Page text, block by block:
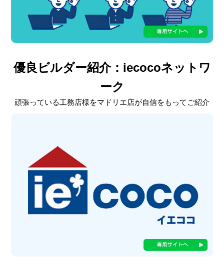
優良ビルダー紹介：iecocoネットワ
ーク
頑張っている工務店様をマドリエ店が自信をもってご紹介